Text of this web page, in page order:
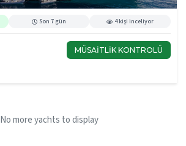
Son 7 gün 4 kişi inceliyor
MÜSAITLIK KONTROLÜ
No more yachts to display